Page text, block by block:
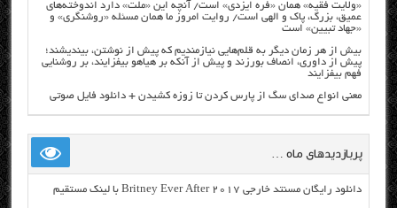
«ولایت فقیه» همان «فره ایزدی» است/ آنچه این «ملت» دارد اندوخته‌های
عمیق، بزرگ، پاک و الهی است/ روایت امروز ما همان مسئله «روشنگری» و
«جهاد تبیین» است
بیش از هر زمان دیگر به قلم‌هایی نیازمندیم که پیش از نوشتن، بیندیشند؛
پیش از داوری، انصاف بورزند و پیش از آنکه بر هیاهو بیفزایند، بر روشنایی
فهم بیفزایند
معنی انواع صدای سگ از پارس کردن تا زوزه کشیدن + دانلود فایل صوتی
پربازدیدهای ماه …
دانلود رایگان مسنتد خارجی Britney Ever After 2017 با لینک مستقیم